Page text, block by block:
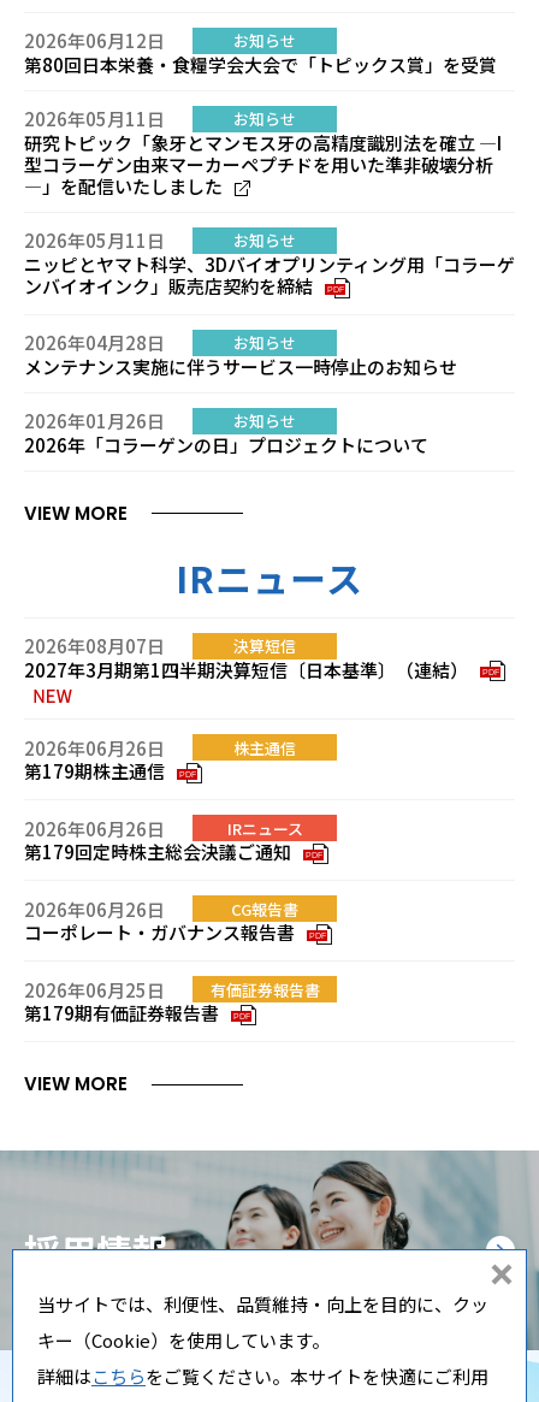
VIEW MORE
2026年06月12日 お知らせ
第80回日本栄養・食糧学会大会で「トピックス賞」を受賞
2026年05月11日 お知らせ
研究トピック「象牙とマンモス牙の高精度識別法を確立 ―I
型コラーゲン由来マーカーペプチドを用いた準非破壊分析
―」を配信いたしました
2026年05月11日 お知らせ
ニッピとヤマト科学、3Dバイオプリンティング用「コラーゲ
ンバイオインク」販売店契約を締結
PDF
2026年04月28日 お知らせ
メンテナンス実施に伴うサービス一時停止のお知らせ
2026年01月26日 お知らせ
2026年「コラーゲンの日」プロジェクトについて
IRニュース
VIEW MORE
2026年08月07日 決算短信
2027年3月期第1四半期決算短信〔日本基準〕（連結） PDF
2026年06月26日 株主通信
第179期株主通信 PDF
2026年06月26日 IRニュース
第179回定時株主総会決議ご通知 PDF
2026年06月26日 CG報告書
コーポレート・ガバナンス報告書 PDF
2026年06月25日 有価証券報告書
第179期有価証券報告書 PDF
採用情報
当サイトでは、利便性、品質維持・向上を目的に、クッ
キー（Cookie）を使用しています。
詳細はこちらをご覧ください。本サイトを快適にご利用
Copyright ⓒ Nippi, Inc. All rights reserved.